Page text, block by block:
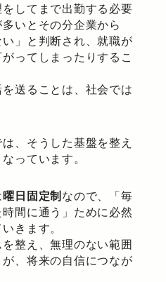
してまで出勤する必要
いとその分企業から
い」と判断され、就職が
がってしまったりするこ
送ることは、社会では
、そうした基盤を整え
っています。
曜日固定制なので、「毎
間に通う」ために必然
きます。
整え、無理のない範囲
、将来の自信につなが